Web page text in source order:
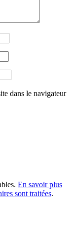
dans le navigateur
En savoir plus
sont traitées.